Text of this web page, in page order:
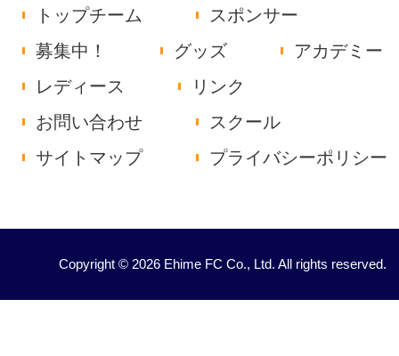
トップチーム
スポンサー
募集中！
グッズ
アカデミー
レディース
リンク
お問い合わせ
スクール
サイトマップ
プライバシーポリシー
Copyright © 2026 Ehime FC Co., Ltd. All rights reserved.